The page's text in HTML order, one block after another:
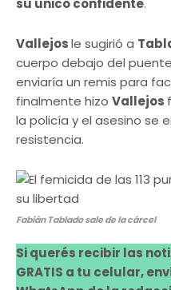
su único confidente.
Vallejosle sugirió a
cuerpo debajo del
enviaría un remis para
finalmente hizo Vallejos
la policía y el asesino se
resistencia.
Fabián Tablado sale de la cárcel
Si querés recibir las
GRATIS a tu celular,